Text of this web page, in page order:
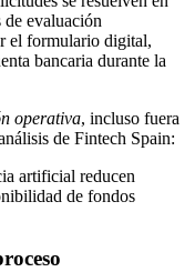
evaluación
el formulario digital,
bancaria durante la
operativa, incluso fuera
de Fintech Spain:
de fondos